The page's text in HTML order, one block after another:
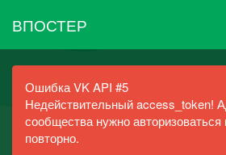
ВПОСТЕР
Ошибка VK API #5
Недействительный access_token!
сообщества нужно авторизоваться
повторно.